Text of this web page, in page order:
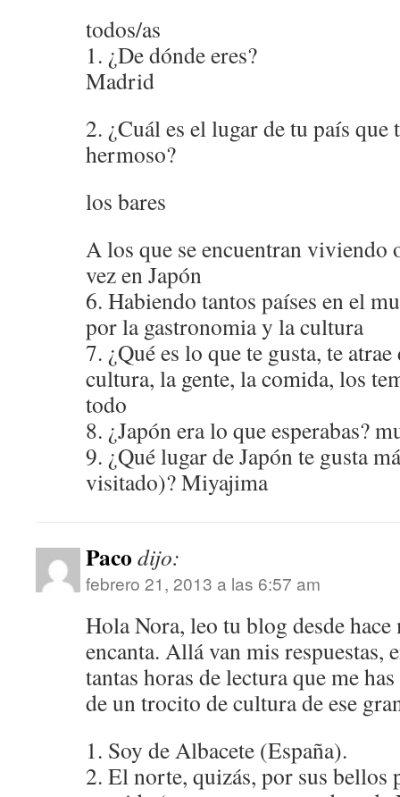
todos/as
1. ¿De dónde eres?
Madrid
2. ¿Cuál es el lugar de tu país que
hermoso?
los bares
A los que se encuentran viviendo
vez en Japón
6. Habiendo tantos países en el
por la gastronomia y la cultura
7. ¿Qué es lo que te gusta, te
cultura, la gente, la comida, los
todo
8. ¿Japón era lo que esperabas?
9. ¿Qué lugar de Japón te gusta
visitado)? Miyajima
Paco dijo:
febrero 21, 2013 a las 6:57 am
Hola Nora, leo tu blog desde
encanta. Allá van mis respuestas,
tantas horas de lectura que me
de un trocito de cultura de ese
1. Soy de Albacete (España).
2. El norte, quizás, por sus bellos